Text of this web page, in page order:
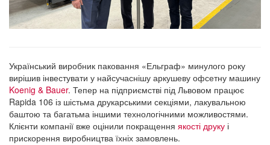
Український виробник паковання «Ельграф» минулого року
вирішив інвестувати у найсучаснішу аркушеву офсетну машину
Koenig & Bauer. Тепер на підприємстві під Львовом працює
Rapida 106 із шістьма друкарськими секціями, лакувальною
баштою та багатьма іншими технологічними можливостями.
Клієнти компанії вже оцінили покращення якості друку і
прискорення виробництва їхніх замовлень.